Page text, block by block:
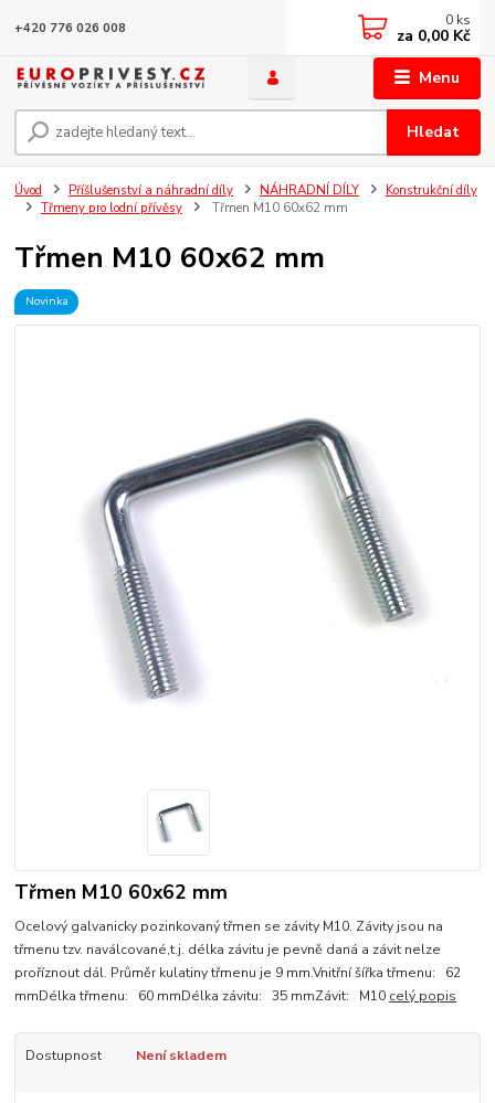
Menu
Hledat
+420 776 026 008 0 ks
za 0,00 Kč
Úvod Příšlušenství a náhradní díly NÁHRADNÍ DÍLY
Konstrukční díly
Třmeny pro lodní přívěsy
Třmen M10 60x62 mm
Třmen M10 60x62 mm
Novinka
Třmen M10 60x62 mm
Ocelový galvanicky pozinkovaný třmen se závity M10. Závity jsou na
třmenu tzv. naválcované,t.j. délka závitu je pevně daná a závit nelze
proříznout dál. Průměr kulatiny třmenu je 9 mm.Vnitřní šířka třmenu: 62
mmDélka třmenu: 60 mmDélka závitu: 35 mmZávit: M10 celý popis
Dostupnost Není skladem